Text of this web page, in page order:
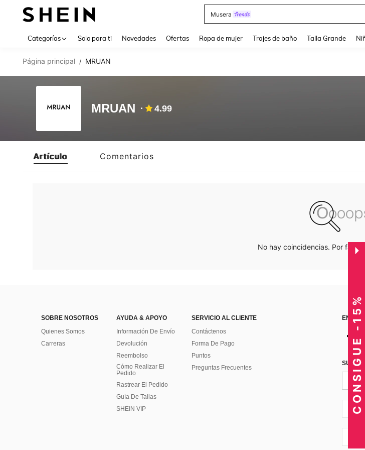
Musera
Categorías Solo para ti Novedades Ofertas Ropa de mujer Trajes de baño Talla Grande
Página principal / MRUAN
MRUAN 4.99
Artículo Comentarios
No hay coincidencias. Por favor
SOBRE NOSOTROS
Quienes Somos
Carreras
AYUDA & APOYO
Información De Envío
Devolución
Reembolso
Cómo Realizar El
Pedido
Rastrear El Pedido
Guía De Tallas
SHEIN VIP
SERVICIO AL CLIENTE
Contáctenos
Forma De Pago
Puntos
Preguntas Frecuentes
PE +
CONSIGUE -15%